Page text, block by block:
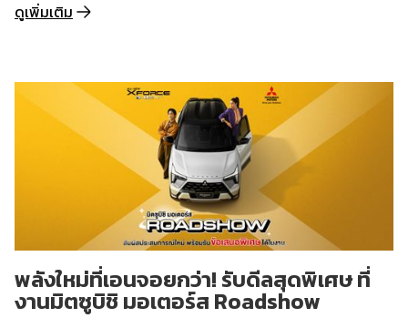
ดูเพิ่มเติม
พลังใหม่ที่เอนจอยกว่า! รับดีลสุดพิเศษ ที่
งานมิตซูบิชิ มอเตอร์ส Roadshow